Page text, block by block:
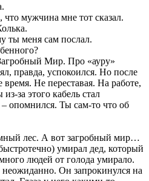
мужчина мне тот сказал.
ты меня сам послал.
Мир. Про «ауру»
правда, успокоился. Но после
Не переставая. На работе,
за этого кабель стал
опомнился. Ты сам-то что об
лес. А вот загробный мир…
умирал дед, который
людей от голода умирало.
неожиданно. Он запрокинулся на